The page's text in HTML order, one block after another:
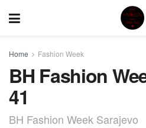
Home Fashion Week
BH Fashion
41
BH Fashion Week Sarajevo